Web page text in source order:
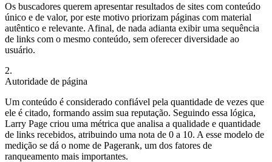
Os buscadores querem apresentar resultados de sites com conteúdo
único e de valor, por este motivo priorizam páginas com material
autêntico e relevante. Afinal, de nada adianta exibir uma sequência
de links com o mesmo conteúdo, sem oferecer diversidade ao
usuário.
2.
Autoridade de página
Um conteúdo é considerado confiável pela quantidade de vezes que
ele é citado, formando assim sua reputação. Seguindo essa lógica,
Larry Page criou uma métrica que analisa a qualidade e quantidade
de links recebidos, atribuindo uma nota de 0 a 10. A esse modelo de
medição se dá o nome de Pagerank, um dos fatores de
ranqueamento mais importantes.